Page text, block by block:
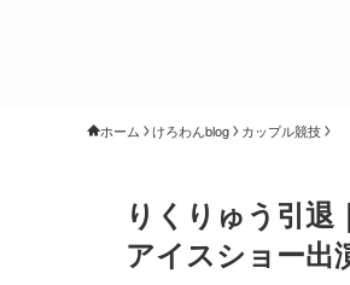
ホーム けろわんblog カップル競技
りくりゅう引退
アイスショー出